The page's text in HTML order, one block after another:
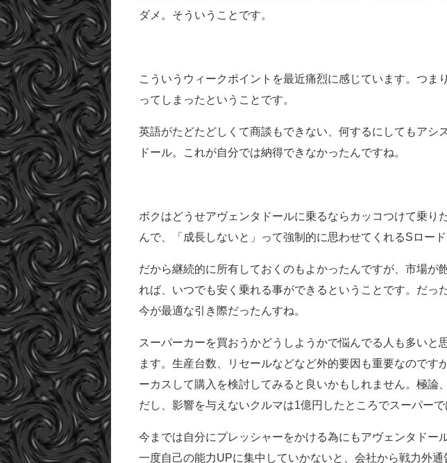
ダメ。そういうことです。
こういうウィークポイントを最近痛烈に感じています。つま
ってしまったということです。
英語がたどたどしくて商談もできない、何するにしてもア
ドール。これが自分では納得できなかったんですね。
ボクはどうせアヴェンタドールに乗るならカッコつけて乗
んで、「成長しないと」って強制的に思わせてくれるSロー
だから継続的に所有しておくのもよかったんですが、市場
れば、いつでも安く乗れる事ができるということです。だ
今が最適な引き際だったんすね。
スーパーカーを買おうかどうしようかで悩んでる人も多いと
ます。生産台数、リセールなどなど外的要因も重要なので
ーカスして購入を検討してみると良いかもしれません。極
だし、影響を与えないクルマは1億円したところでスーパーで
今までは自分にプレッシャーをかける為にもアヴェンタド
一度自己の能力UPに集中していかないと、会社から戦力外